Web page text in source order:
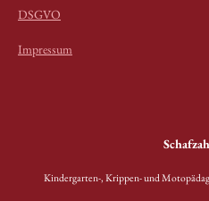
DSGVO
Impressum
Kindergarten-, Krippen- und